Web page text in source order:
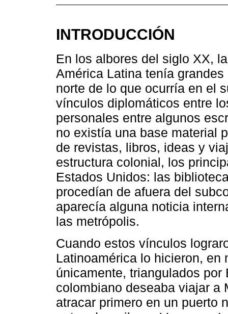
INTRODUCCIÓN
En los albores del siglo XX,
América Latina tenía
norte de lo que ocurría en el
vínculos diplomáticos entre
personales entre algunos
no existía una base material
de revistas, libros, ideas y
estructura colonial, los
Estados Unidos: las
procedían de afuera del
aparecía alguna noticia
las metrópolis.
Cuando estos vínculos
Latinoamérica lo hicieron, en
únicamente, triangulados
colombiano deseaba viajar a
atracar primero en un puerto